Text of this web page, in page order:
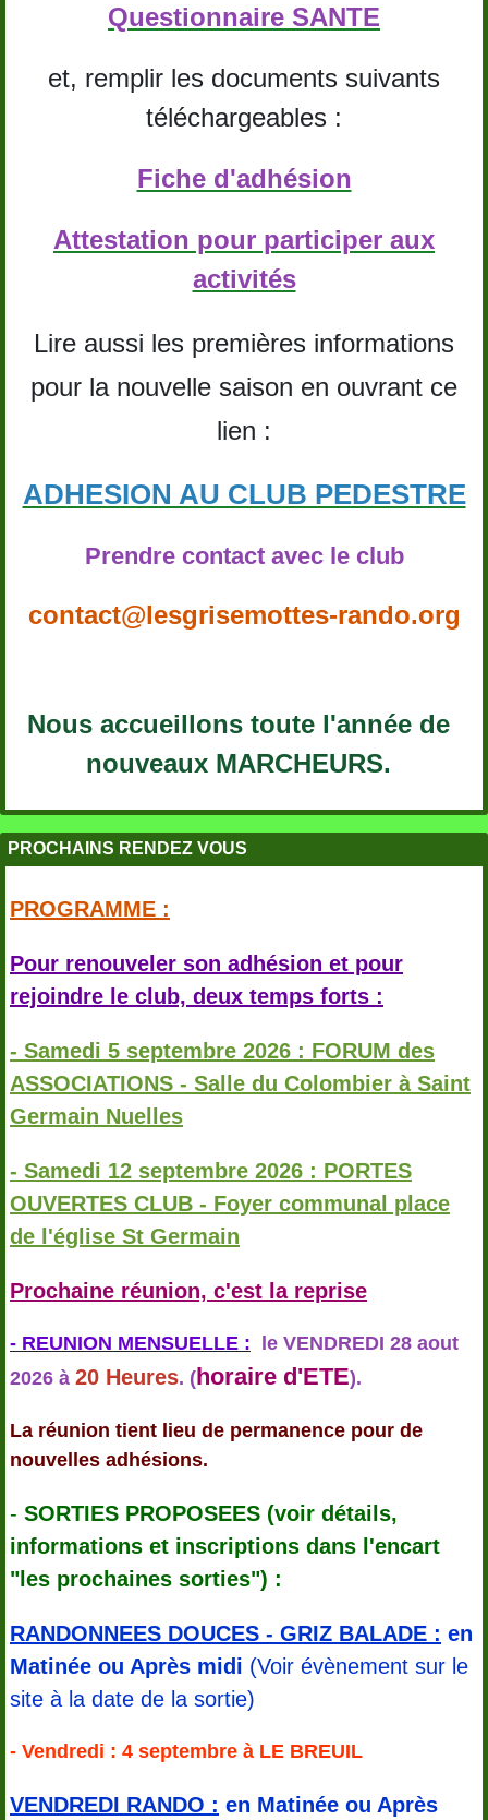
Questionnaire SANTE
et, remplir les documents suivants
téléchargeables :
Fiche d'adhésion
Attestation pour participer aux
activités
Lire aussi les premières informations
pour la nouvelle saison en ouvrant ce
lien :
ADHESION AU CLUB PEDESTRE
Prendre contact avec le club
contact@lesgrisemottes-rando.org
Nous accueillons toute l'année de
nouveaux MARCHEURS.
PROCHAINS RENDEZ VOUS
PROGRAMME :
Pour renouveler son adhésion et pour
rejoindre le club, deux temps forts :
- Samedi 5 septembre 2026 : FORUM des
ASSOCIATIONS - Salle du Colombier à Saint
Germain Nuelles
- Samedi 12 septembre 2026 : PORTES
OUVERTES CLUB - Foyer communal place
de l'église St Germain
Prochaine réunion, c'est la reprise
- REUNION MENSUELLE : le VENDREDI 28 aout
2026 à 20 Heures. (horaire d'ETE).
La réunion tient lieu de permanence pour de
nouvelles adhésions.
- SORTIES PROPOSEES (voir détails,
informations et inscriptions dans l'encart
"les prochaines sorties") :
RANDONNEES DOUCES - GRIZ BALADE : en
Matinée ou Après midi (Voir évènement sur le
site à la date de la sortie)
- Vendredi : 4 septembre à LE BREUIL
VENDREDI RANDO : en Matinée ou Après